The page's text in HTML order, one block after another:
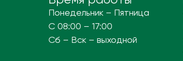
Понедельник – Пятница
С 08:00 – 17:00
Сб – Вск – выходной